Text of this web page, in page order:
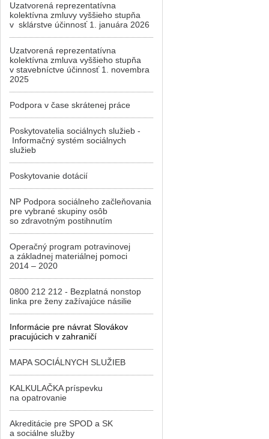
Uzatvorená reprezentatívna
kolektívna zmluvy vyššieho stupňa
v sklárstve účinnosť 1. januára 2026
Uzatvorená reprezentatívna
kolektívna zmluva vyššieho stupňa
v stavebníctve účinnosť 1. novembra
2025
Podpora v čase skrátenej práce
Poskytovatelia sociálnych služieb -
Informačný systém sociálnych
služieb
Poskytovanie dotácií
NP Podpora sociálneho začleňovania
pre vybrané skupiny osôb
so zdravotným postihnutím
Operačný program potravinovej
a základnej materiálnej pomoci
2014 – 2020
0800 212 212 - Bezplatná nonstop
linka pre ženy zažívajúce násilie
Informácie pre návrat Slovákov
pracujúcich v zahraničí
MAPA SOCIÁLNYCH SLUŽIEB
KALKULAČKA príspevku
na opatrovanie
Akreditácie pre SPOD a SK
a sociálne služby